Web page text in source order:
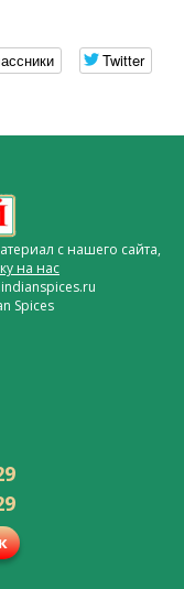
Twitter
с нашего сайта,
на нас
Spices